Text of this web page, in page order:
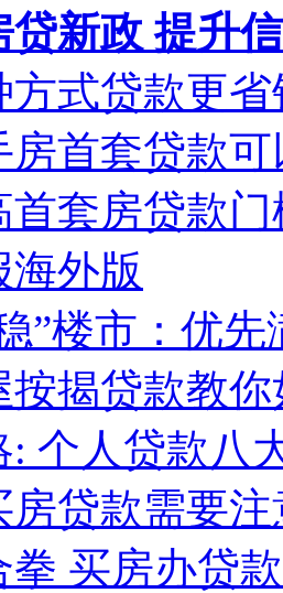
贷新政 提升
方式贷款更省
房首套贷款可
首套房贷款
海外版
”楼市：优
按揭贷款教
: 个人贷款八
房贷款需要
拳 买房办贷